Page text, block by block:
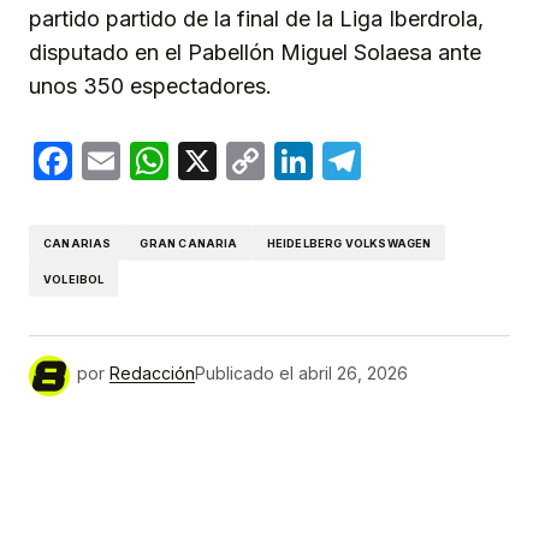
partido partido de la final de la Liga Iberdrola,
disputado en el Pabellón Miguel Solaesa ante
unos 350 espectadores.
Facebook
EmailWhatsApp
X
CopyLinkedIn
CANARIAS GRAN CANARIA HEIDELBERG VOLKSWAGEN
VOLEIBOL
por RedacciónPublicado el abril 26, 2026